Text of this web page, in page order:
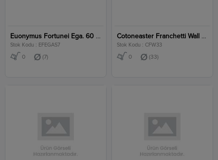
Euonymus Fortunei Ega. 60 Cm Stem Clt 7
Stok Kodu : EFEGAS7
0 (7)
Cotoneaster Franchetti Wall Clt 33
Stok Kodu : CFW33
0 (33)